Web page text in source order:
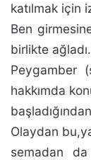
katılmak için
Ben
birlikte
Peygamber
hakkımda
Olaydan
semadan